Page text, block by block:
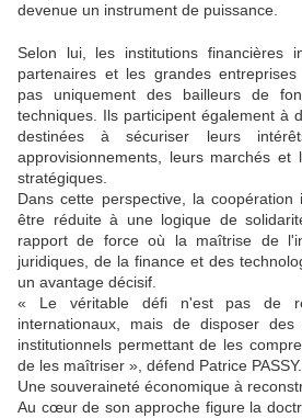
devenue un instrument de puissance.
Selon lui, les institutions financières
partenaires et les grandes
pas uniquement des bailleurs de
techniques. Ils participent également à
destinées à sécuriser leurs
approvisionnements, leurs marchés et
stratégiques.
Dans cette perspective, la coopération
être réduite à une logique de
rapport de force où la maîtrise de
juridiques, de la finance et des
un avantage décisif.
« Le véritable défi n'est pas de
internationaux, mais de disposer
institutionnels permettant de les
de les maîtriser », défend Patrice PASSY.
Une souveraineté économique à
Au cœur de son approche figure la